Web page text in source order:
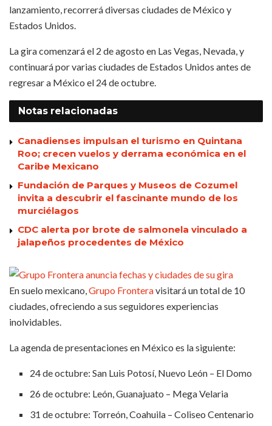
lanzamiento, recorrerá diversas ciudades de México y
Estados Unidos.
La gira comenzará el 2 de agosto en Las Vegas, Nevada, y
continuará por varias ciudades de Estados Unidos antes de
regresar a México el 24 de octubre.
Notas relacionadas
Canadienses impulsan el turismo en Quintana
Roo; crecen vuelos y derrama económica en el
Caribe Mexicano
Fundación de Parques y Museos de Cozumel
invita a descubrir el fascinante mundo de los
murciélagos
CDC alerta por brote de salmonela vinculado a
jalapeños procedentes de México
En suelo mexicano, Grupo Fronteravisitará un total de 10
ciudades, ofreciendo a sus seguidores experiencias
inolvidables.
La agenda de presentaciones en México es la siguiente:
24 de octubre: San Luis Potosí, Nuevo León – El Domo
26 de octubre: León, Guanajuato – Mega Velaria
31 de octubre: Torreón, Coahuila – Coliseo Centenario